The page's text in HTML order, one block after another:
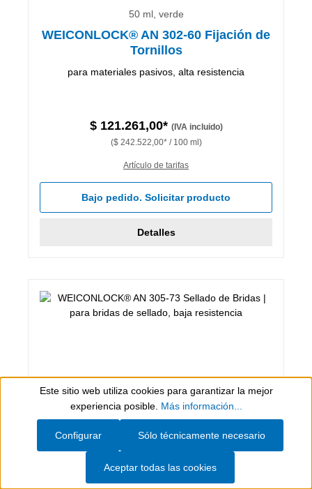
50 ml, verde
WEICONLOCK® AN 302-60 Fijación de
Tornillos
para materiales pasivos, alta resistencia
$ 121.261,00* (IVA incluido)
($ 242.522,00* / 100 ml)
Artículo de tarifas
Bajo pedido. Solicitar producto
Detalles
50 ml, Verde claro
WEICONLOCK® AN 305-73 Sellado de
Bridas
Show toolbar
Este sitio web utiliza cookies para garantizar la mejor
experiencia posible. Más información...
Sólo técnicamente necesario
Configurar
Aceptar todas las cookies